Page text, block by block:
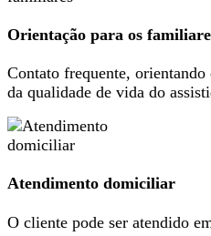
Orientação para os
Contato frequente,
da qualidade de vida do
Atendimento domiciliar
O cliente pode ser atendido